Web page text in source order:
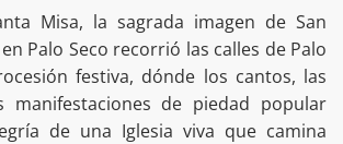
Misa, la sagrada imagen de San
Palo Seco recorrió las calles de Palo
festiva, dónde los cantos, las
manifestaciones de piedad popular
de una Iglesia viva que camina